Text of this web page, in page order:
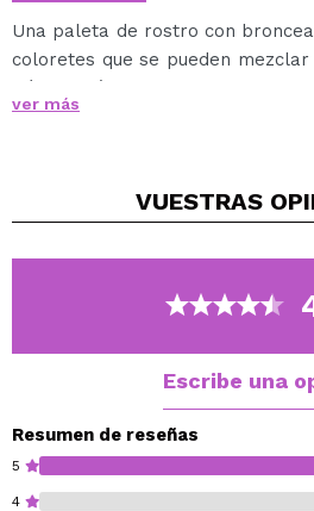
Una paleta de rostro con
coloretes que se pueden
fríos y cálidos para crear unos
perfectos.
ver más
VUESTRAS
Escribe una
Resumen de reseñas
5
4